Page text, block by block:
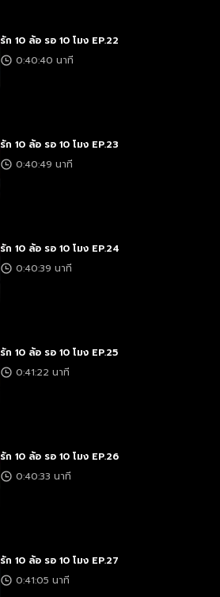
รัก 10 ล้อ รอ 10 โมง EP.22
0:40:40 นาที
รัก 10 ล้อ รอ 10 โมง EP.23
0:40:49 นาที
รัก 10 ล้อ รอ 10 โมง EP.24
0:40:39 นาที
รัก 10 ล้อ รอ 10 โมง EP.25
0:41:22 นาที
รัก 10 ล้อ รอ 10 โมง EP.26
0:40:33 นาที
รัก 10 ล้อ รอ 10 โมง EP.27
0:41:05 นาที